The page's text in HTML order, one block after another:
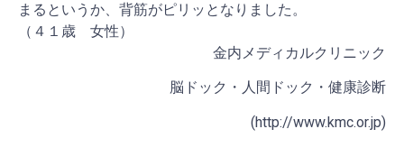
まるというか、背筋がピリッとなりました。
（４１歳 女性）
金内メディカルクリニック
脳ドック・人間ドック・健康診断
(http://www.kmc.or.jp)